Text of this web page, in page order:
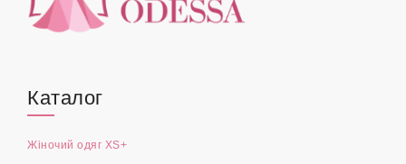
Каталог
Жіночий одяг XS+